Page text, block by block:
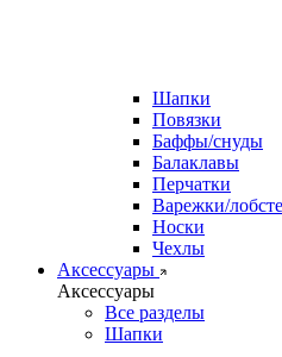
Шапки
Повязки
Баффы/снуды
Балаклавы
Перчатки
Варежки/
Носки
Чехлы
Аксессуары
Аксессуары
Все разделы
Шапки